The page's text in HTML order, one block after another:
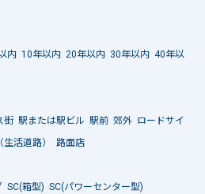
内 10年以内 20年以内 30年以内 40年以
街 駅または駅ビル 駅前 郊外 ロードサイ
活道路）
路面店
SC(箱型) SC(パワーセンター型)